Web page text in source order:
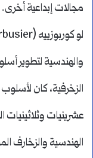
مجالات إبداعية
لو كوربوزييه (Le Corbusier) من جماليات
والهندسية لتطوير
عشرينيات
الهندسية والزخارف